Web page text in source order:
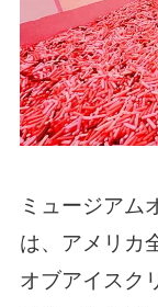
ミュージアム
は、アメリカ
オブアイスク